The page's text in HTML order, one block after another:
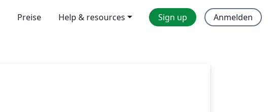
Preise Help & resources Sign up Anmelden